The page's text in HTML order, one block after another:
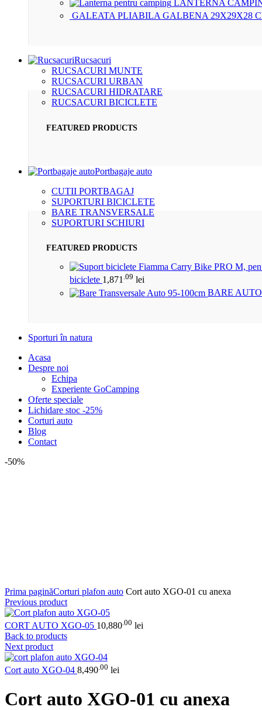
LANTERNA
GALEATA PLIABILA GALBENA 29X29X28
Rucsacuri
RUCSACURI MUNTE
RUCSACURI URBAN
RUCSACURI HIDRATARE
RUCSACURI BICICLETE
FEATURED PRODUCTS
Portbagaje auto
CUTII PORTBAGAJ
SUPORTURI BICICLETE
BARE TRANSVERSALE
SUPORTURI SCHIURI
FEATURED PRODUCTS
biciclete 1,871 .09 lei
BARE
Sporturi în natura
Acasa
Despre noi
Echipa
Experiente GoCamping
Oferte speciale
Lichidare stoc -25%
Corturi auto
Blog
Contact
-50%
Prima paginăCorturi plafon auto Cort auto XGO-01 cu anexa
Previous product
CORT AUTO XGO-05 10,880 .00 lei
Back to products
Next product
Cort auto XGO-04 8,490 .00 lei
Cort auto XGO-01 cu anexa